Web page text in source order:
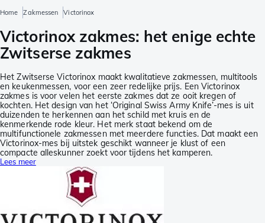
Home Zakmessen Victorinox
Victorinox zakmes: het enige echte
Zwitserse zakmes
Het Zwitserse Victorinox maakt kwalitatieve zakmessen, multitools
en keukenmessen, voor een zeer redelijke prijs. Een Victorinox
zakmes is voor velen het eerste zakmes dat ze ooit kregen of
kochten. Het design van het ‘Original Swiss Army Knife’-mes is uit
duizenden te herkennen aan het schild met kruis en de
kenmerkende rode kleur. Het merk staat bekend om de
multifunctionele zakmessen met meerdere functies. Dat maakt een
Victorinox-mes bij uitstek geschikt wanneer je klust of een
compacte alleskunner zoekt voor tijdens het kamperen.
Lees meer